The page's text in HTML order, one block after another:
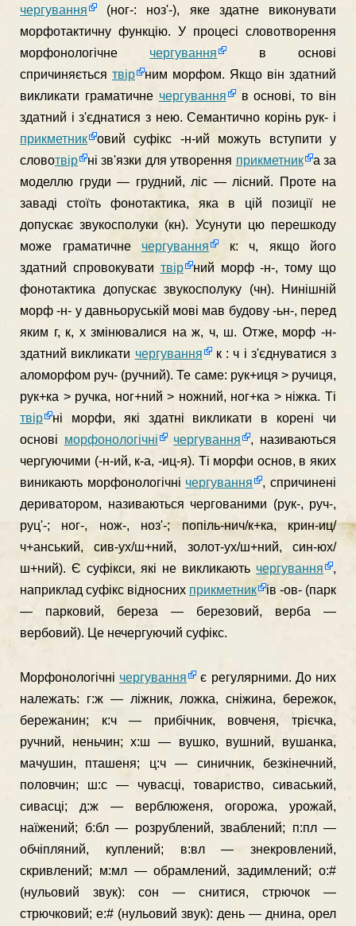
чергування
(ног-: ноз'-), яке здатне виконувати
морфотактичну функ­цію. У процесі словотворення
морфонологічне чергування
в основі
спричиняється твір
ним морфом. Якщо він здатний
викликати граматичне чергування
в основі, то він
здатний і з'єднатися з нею. Семантично корінь рук- і
прикметник
о­вий суфікс -н-ий можуть вступити у
словотвір ні зв'язки для утворення прикметник
а за
моделлю груди — грудний, ліс — лісний. Проте на
заваді стоїть фонотактика, яка в цій по­зиції не
допускає звукосполуки (кн). Усунути цю перешкоду
може граматичне чергування
к: ч, якщо його
здатний спро­вокувати твір
ний морф -н-, тому що
фонотактика допускає звукосполуку (чн). Нинішній
морф -н- у давньоруській мові мав будову -ьн-, перед
яким г, к, х змінювалися на ж, ч, ш. Отже, морф -н-
здатний викликати чергування
к : ч і з'єднуватися з
аломорфом руч- (ручний). Те саме: рук+иця > ручиця,
рук+ка > ручка, ног+ний > ножний, ног+ка > ніжка. Ті
твір
ні морфи, які здатні викликати в корені чи
основі морфонологічні чергування
, називаються
чергуючими (-н-ий, к-а, -иц-я). Ті морфи основ, в яких
виникають морфоноло­гічні чергування
, спричинені
дериватором, називаються чергованими (рук-, руч-,
руц'-; ног-, нож-, ноз'-; попіль-нич/к+ка, крин-иц/
ч+анський, сив-ух/ш+ний, золот-ух/ш+ний, син-юх/
ш+ний). Є суфікси, які не викликають чергування
,
наприклад суфікс відносних прикметник
ів -ов- (парк
— парковий, береза — бе­резовий, верба —
вербовий). Це нечергуючий суфікс.
Морфонологічні чергування
є регулярними. До них
на­лежать: г:ж — ліжник, ложка, сніжина, бережок,
бережанин; к:ч — прибічник, вовченя, трієчка,
ручний, неньчин; х:ш — вушко, вушний, вушанка,
мачушин, пташеня; ц:ч — синичник, безкінечний,
половчин; ш:с — чувасці, товариство, сиваський,
сивасці; д:ж — верблюженя, огорожа, урожай,
наїжений; б:бл — розрублений, зваблений; п:пл —
обчіпляний, куплений; в:вл — знекровлений,
скривлений; м:мл — обрамлений, задимлений; о:#
(нульовий звук): сон — снитися, стрючок —
стрючковий; е:# (нульовий звук): день — днина, орел